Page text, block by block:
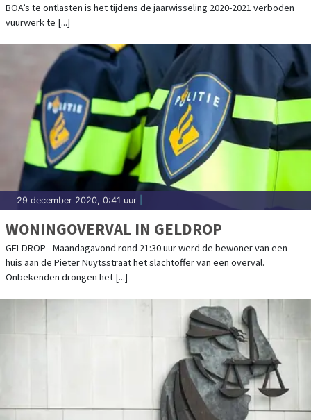
BOA’s te ontlasten is het tijdens de jaarwisseling 2020-2021 verboden
vuurwerk te [...]
29 december 2020, 0:41 uur
WONINGOVERVAL IN GELDROP
GELDROP - Maandagavond rond 21:30 uur werd de bewoner van een
huis aan de Pieter Nuytsstraat het slachtoffer van een overval.
Onbekenden drongen het [...]